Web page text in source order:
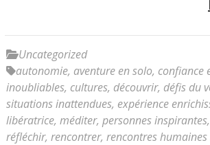
Uncategorized
autonomie, aventure en solo, confiance
inoubliables, cultures, découvrir, défis du
situations inattendues, expérience
libératrice, méditer, personnes inspirantes,
réfléchir, rencontrer, rencontres